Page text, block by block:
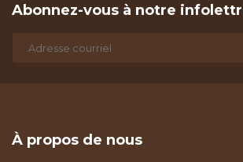
Abonnez-vous à notre
À propos de nous